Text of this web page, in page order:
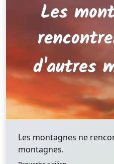
Les montagnes ne
montagnes.